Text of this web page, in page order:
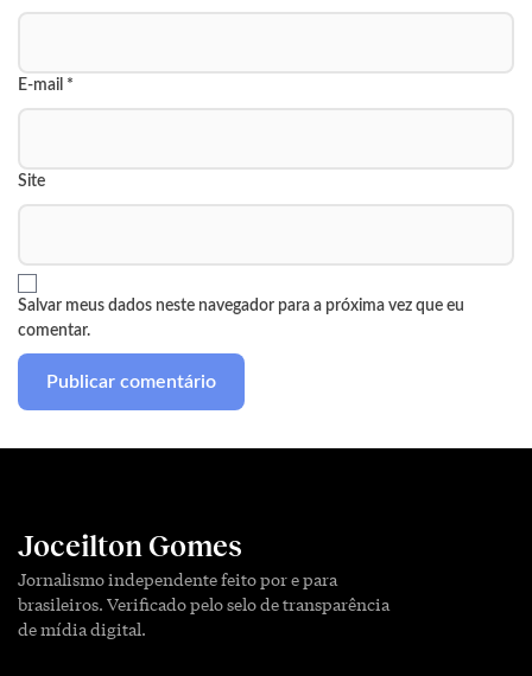
E-mail *
Site
Salvar meus dados neste navegador para a próxima vez que eu
comentar.
Joceilton Gomes
Jornalismo independente feito por e para
brasileiros. Verificado pelo selo de transparência
de mídia digital.